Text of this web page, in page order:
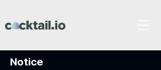
Notice